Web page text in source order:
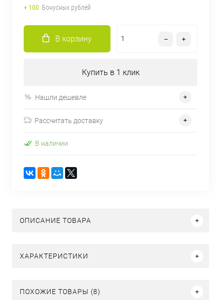
+ 100 Бонусных рублей
В корзину
Купить в 1 клик
Нашли дешевле
Рассчитать доставку
В наличии
ОПИСАНИЕ ТОВАРА
ХАРАКТЕРИСТИКИ
ПОХОЖИЕ ТОВАРЫ (8)